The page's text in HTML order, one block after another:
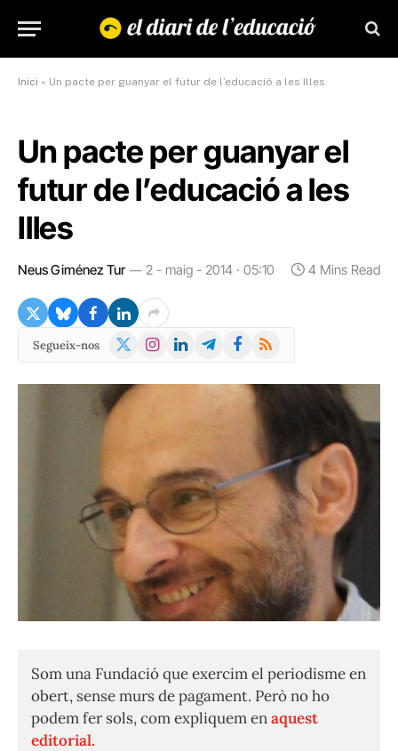
Inici » Un pacte per guanyar el futur de l’educació a les Illes
Un pacte per guanyar el
futur de l’educació a les
Illes
Neus Giménez Tur 2 - maig - 2014 · 05:10 4 Mins Read
Segueix-nos
X
Instagram
LinkedInTelegramFacebook
RSS
Som una Fundació que exercim el periodisme en
obert, sense murs de pagament. Però no ho
podem fer sols, com expliquem enaquest
editorial.